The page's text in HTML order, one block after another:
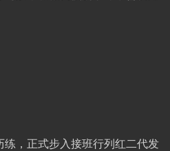
，正式步入接班行列红二代发